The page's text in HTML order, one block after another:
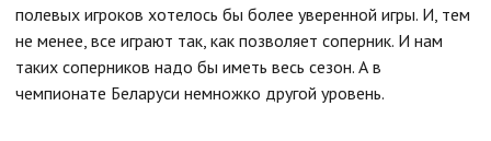
полевых игроков хотелось бы более уверенной игры. И, тем
не менее, все играют так, как позволяет соперник. И нам
таких соперников надо бы иметь весь сезон. А в
чемпионате Беларуси немножко другой уровень.